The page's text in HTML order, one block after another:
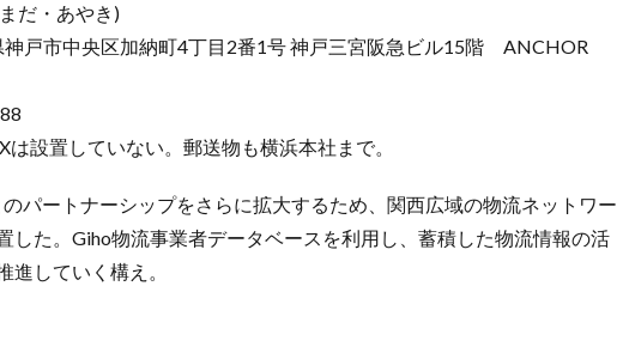
だ・あやき)
神戸市中央区加納町4丁目2番1号 神戸三宮阪急ビル15階 ANCHOR
設置していない。郵送物も横浜本社まで。
パートナーシップをさらに拡大するため、関西広域の物流ネットワー
した。Giho物流事業者データベースを利用し、蓄積した物流情報の活
進していく構え。